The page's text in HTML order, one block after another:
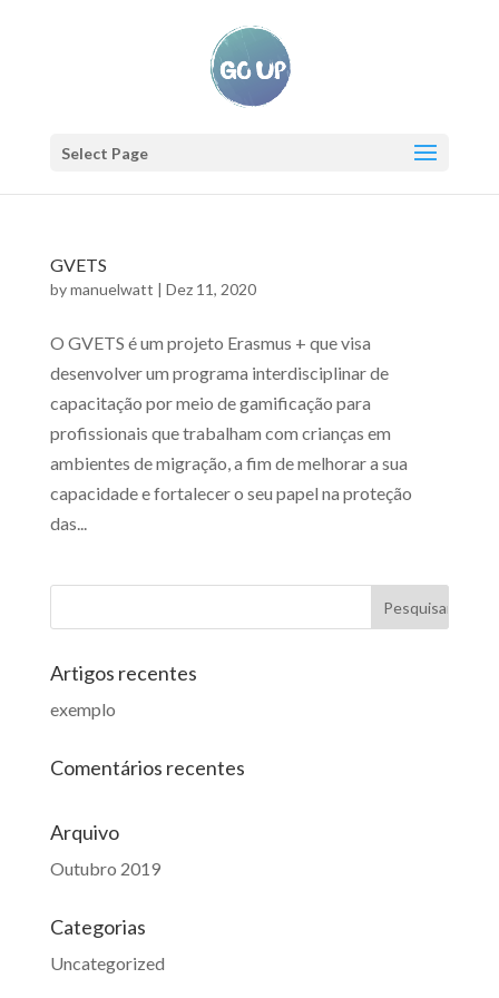
Select Page
GVETS
bymanuelwatt | Dez 11, 2020
O GVETS é um projeto Erasmus + que visa
desenvolver um programa interdisciplinar de
capacitação por meio de gamificação para
profissionais que trabalham com crianças em
ambientes de migração, a fim de melhorar a sua
capacidade e fortalecer o seu papel na proteção
das...
Artigos recentes
exemplo
Comentários recentes
Arquivo
Outubro 2019
Categorias
Uncategorized